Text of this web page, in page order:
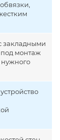
закладными
монтаж